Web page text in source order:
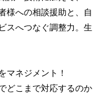
様への相談援助と、自
スへつなぐ調整力。生
マネジメント！
どこまで対応するのか